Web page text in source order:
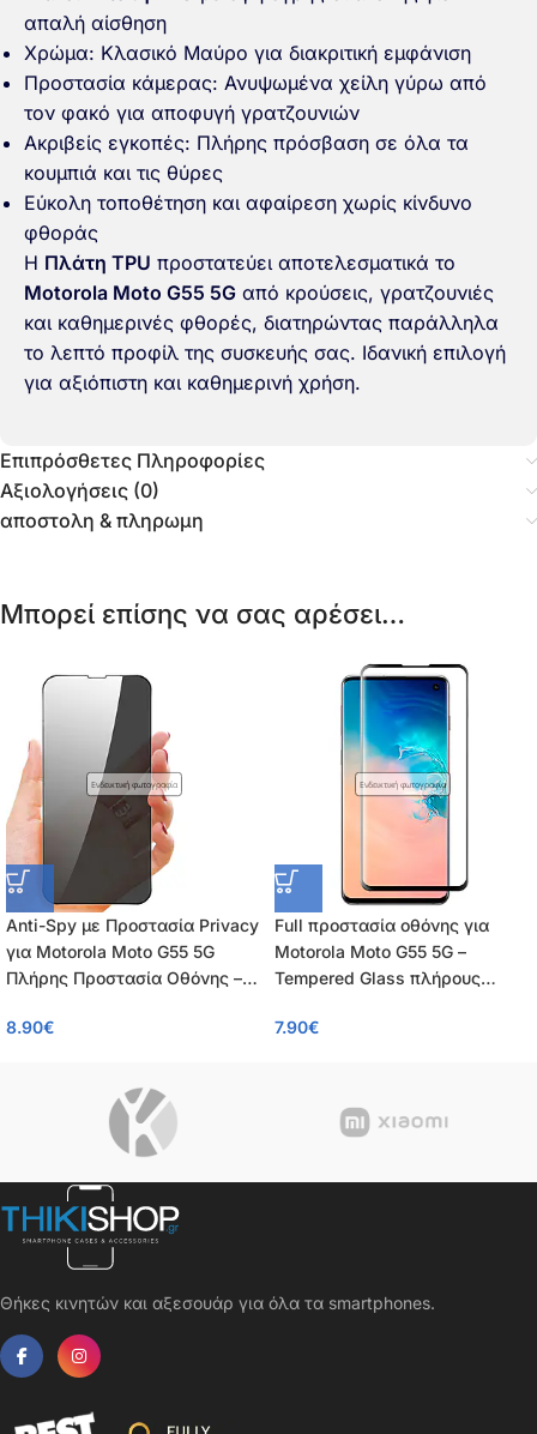
απαλή αίσθηση
Χρώμα: Κλασικό Μαύρο για διακριτική εμφάνιση
Προστασία κάμερας: Ανυψωμένα χείλη γύρω από
τον φακό για αποφυγή γρατζουνιών
Ακριβείς εγκοπές: Πλήρης πρόσβαση σε όλα τα
κουμπιά και τις θύρες
Εύκολη τοποθέτηση και αφαίρεση χωρίς κίνδυνο
φθοράς
Η Πλάτη TPU προστατεύει αποτελεσματικά το
Motorola Moto G55 5G από κρούσεις, γρατζουνιές
και καθημερινές φθορές, διατηρώντας παράλληλα
το λεπτό προφίλ της συσκευής σας. Ιδανική επιλογή
για αξιόπιστη και καθημερινή χρήση.
Επιπρόσθετες Πληροφορίες
Αξιολογήσεις (0)
αποστολη & πληρωμη
Μπορεί επίσης να σας αρέσει…
Ενδεικτική φωτογραφία
Anti-Spy με Προστασία Privacy
για Motorola Moto G55 5G
Πλήρης Προστασία Οθόνης –
100%, 0.26mm
8.90€
Ενδεικτική φωτογραφία
Full προστασία οθόνης για
Motorola Moto G55 5G –
Tempered Glass πλήρους
7.90€
Θήκες κινητών και αξεσουάρ για όλα τα smartphones.